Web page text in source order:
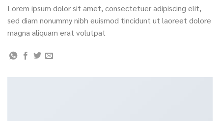
Lorem ipsum dolor sit amet, consectetuer adipiscing elit,
sed diam nonummy nibh euismod tincidunt ut laoreet dolore
magna aliquam erat volutpat